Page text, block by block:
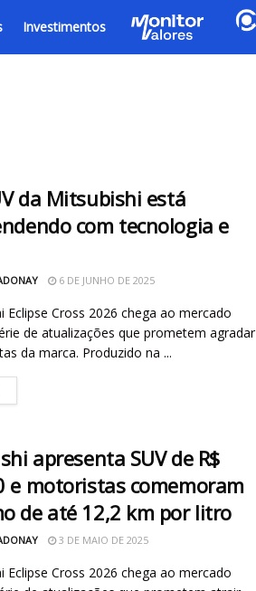
Investimentos
da Mitsubishi está
com tecnologia e
6 DE JUNHO DE 2025
Eclipse Cross 2026 chega ao mercado
de atualizações que prometem agradar
da marca. Produzido na ...
apresenta SUV de R$
e motoristas comemoram
de até 12,2 km por litro
3 DE MAIO DE 2025
Eclipse Cross 2026 chega ao mercado